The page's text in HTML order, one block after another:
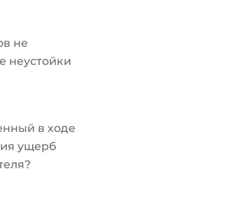
не
неустойки
в ходе
ущерб